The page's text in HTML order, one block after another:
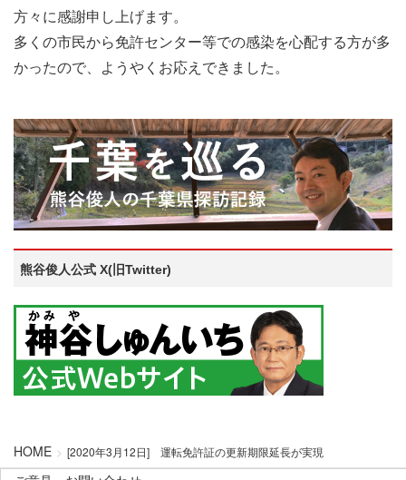
方々に感謝申し上げます。
多くの市民から免許センター等での感染を心配する方が多
かったので、ようやくお応えできました。
熊谷俊人公式 X(旧Twitter)
HOME [2020年3月12日] 運転免許証の更新期限延長が実現